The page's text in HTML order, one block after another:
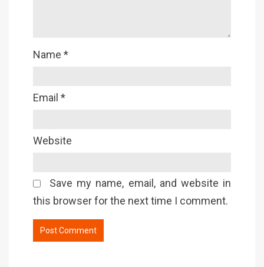
Name *
Email *
Website
Save my name, email, and website in
this browser for the next time I comment.